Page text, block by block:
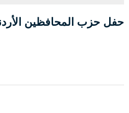
حفل حزب المحافظين